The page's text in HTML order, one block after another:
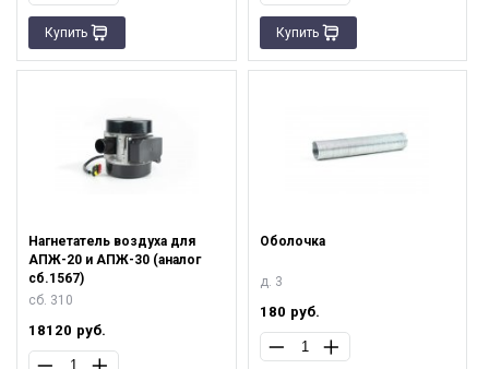
Купить Купить
Нагнетатель воздуха для
АПЖ-20 и АПЖ-30 (аналог
сб.1567)
сб. 310
18120 руб.
Оболочка
д. 3
180 руб.